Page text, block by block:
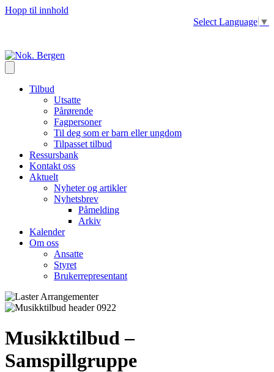
Hopp til innhold
Select Language ▼
Tilbud
Utsatte
Pårørende
Fagpersoner
Til deg som er barn eller ungdom
Tilpasset tilbud
Ressursbank
Kontakt oss
Aktuelt
Nyheter og artikler
Nyhetsbrev
Påmelding
Arkiv
Kalender
Om oss
Ansatte
Styret
Brukerrepresentant
Musikktilbud –
Samspillgruppe